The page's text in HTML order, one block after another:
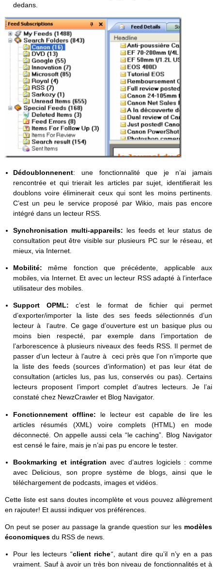
dedans.
Dédoublonnenent: une fonctionnalité que je n’ai jamais
rencontrée et qui trierait les articles par sujet, identifierait les
doublons voire éliminerait ceux qui sont les moins pertinents.
C’est un peu le service proposé par Wikio, mais pas encore
intégré dans un lecteur RSS.
Synchronisation multi-appareils: les feeds et leur status de
consultation peut être visible sur plusieurs PC sur le réseau, et
mieux, via Internet.
Mobilité: même fonction que précédente, applicable aux
mobiles, via Internet. Et avec un lecteur RSS adapté à l’interface
utilisateur des mobiles.
Support OPML: c’est le format de fichier qui permet
d’exporter/importer la liste des ses feeds sélectionnés d’un
lecteur à l’autre. Ce gage d’ouverture est un basique plus ou
moins bien respecté, par exemple dans l’importation de
l’arborescence à plusieurs niveaux des feeds RSS. Il permet de
passer d’un lecteur à l’autre à ceci près que l’on n’importe que
la liste des feeds (sources d’information) et pas leur état de
consultation (articles lus, pas lus, conservés ou pas). Certains
lecteurs proposent l’import complet d’autres lecteurs. Je l’ai
constaté chez NewzCrawler et Blog Navigator.
Fonctionnement offline: le lecteur est capable de lire les
articles résumés (XML) voire complets (HTML) en mode
déconnecté. On appelle aussi cela “le caching”. Blog Navigator
est censé le faire, mais je n’ai pas pu encore le tester.
Bookmarking et intégrationavec d’autres logiciels : comme
avec Delicious, son propre système de blogs, ainsi que le
téléchargement de podcasts, images et vidéos.
Cette liste est sans doutes incomplète et vous pouvez allègrement
en rajouter! Et aussi indiquer vos préférences.
On peut se poser au passage la grande question sur les modèles
économiques du RSS de news.
Pour les lecteurs “client riche“, autant dire qu’il n’y en a pas
vraiment. Sauf à avoir un très bon niveau de fonctionnalités et à